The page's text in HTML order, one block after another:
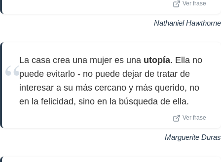
Ver frase
Nathaniel Hawthorne
La casa crea una mujer es una utopía. Ella no
puede evitarlo - no puede dejar de tratar de
interesar a su más cercano y más querido, no
en la felicidad, sino en la búsqueda de ella.
Ver frase
Marguerite Duras